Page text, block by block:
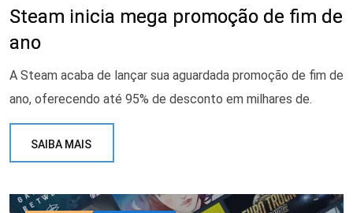
Steam inicia mega promoção de fim de
ano
A Steam acaba de lançar sua aguardada promoção de fim de
ano, oferecendo até 95% de desconto em milhares de.
SAIBA MAIS